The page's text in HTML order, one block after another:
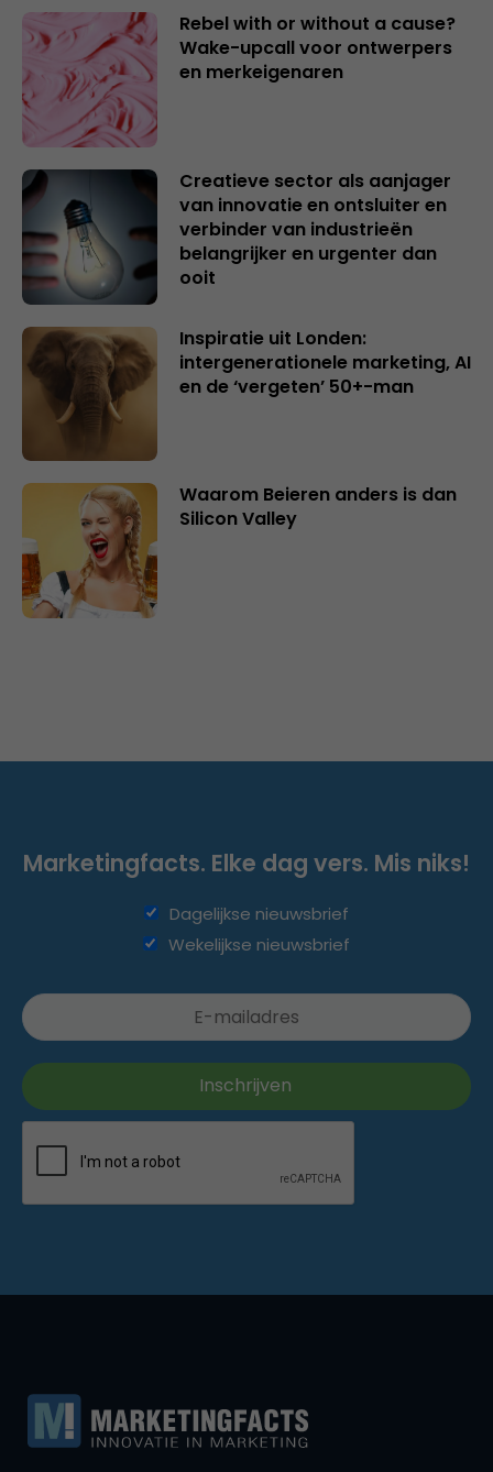
Rebel with or without a cause?
Wake-upcall voor ontwerpers
en merkeigenaren
Creatieve sector als aanjager
van innovatie en ontsluiter en
verbinder van industrieën
belangrijker en urgenter dan
ooit
Inspiratie uit Londen:
intergenerationele marketing, AI
en de ‘vergeten’ 50+-man
Waarom Beieren anders is dan
Silicon Valley
Marketingfacts. Elke dag vers. Mis niks!
Dagelijkse nieuwsbrief
Wekelijkse nieuwsbrief